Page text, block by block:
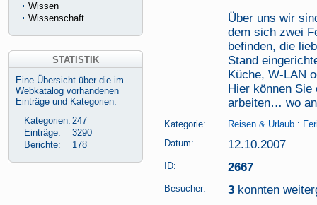
Über uns wir
dem sich zwei
befinden, die
Stand
Küche, W-LAN
Hier können Sie
arbeiten… wo
Kategorie: Reisen & Urlaub :
Datum:
12.10.2007
ID: 2667
Besucher: 3 konnten
Wissen
Wissenschaft
STATISTIK
Eine Übersicht über die im
Webkatalog vorhandenen
Einträge und Kategorien:
Kategorien: 247
Einträge:
3290
Berichte:
178